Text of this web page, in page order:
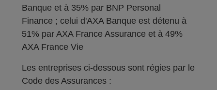
Banque et à 35% par BNP Personal
Finance ; celui d'AXA Banque est détenu à
51% par AXA France Assurance et à 49%
AXA France Vie
Les entreprises ci-dessous sont régies par le
Code des Assurances :